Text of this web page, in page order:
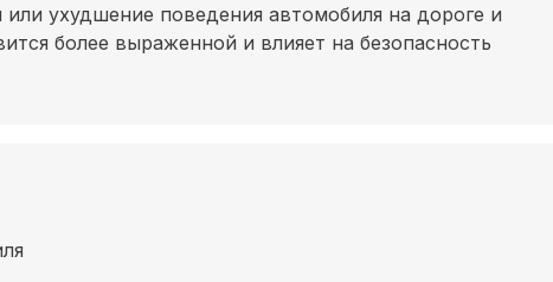
или ухудшение поведения автомобиля на дороге и
более выраженной и влияет на безопасность